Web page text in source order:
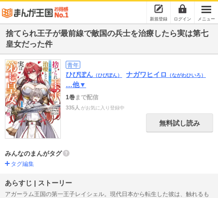
新規登録 ログイン メニュー
捨てられ王子が最前線で敵国の兵士を治療したら実は第七
皇女だった件
青年
ひびぽん （ひびぽん） ナガワヒイロ （ながわひいろ）
…他▼
1巻まで配信
335人 がお気に入り登録中
無料試し読み
みんなのまんがタグ
タグ編集
あらすじ | ストーリー
アガーラム王国の第一王子レイシェル。現代日本から転生した彼は、触れるも